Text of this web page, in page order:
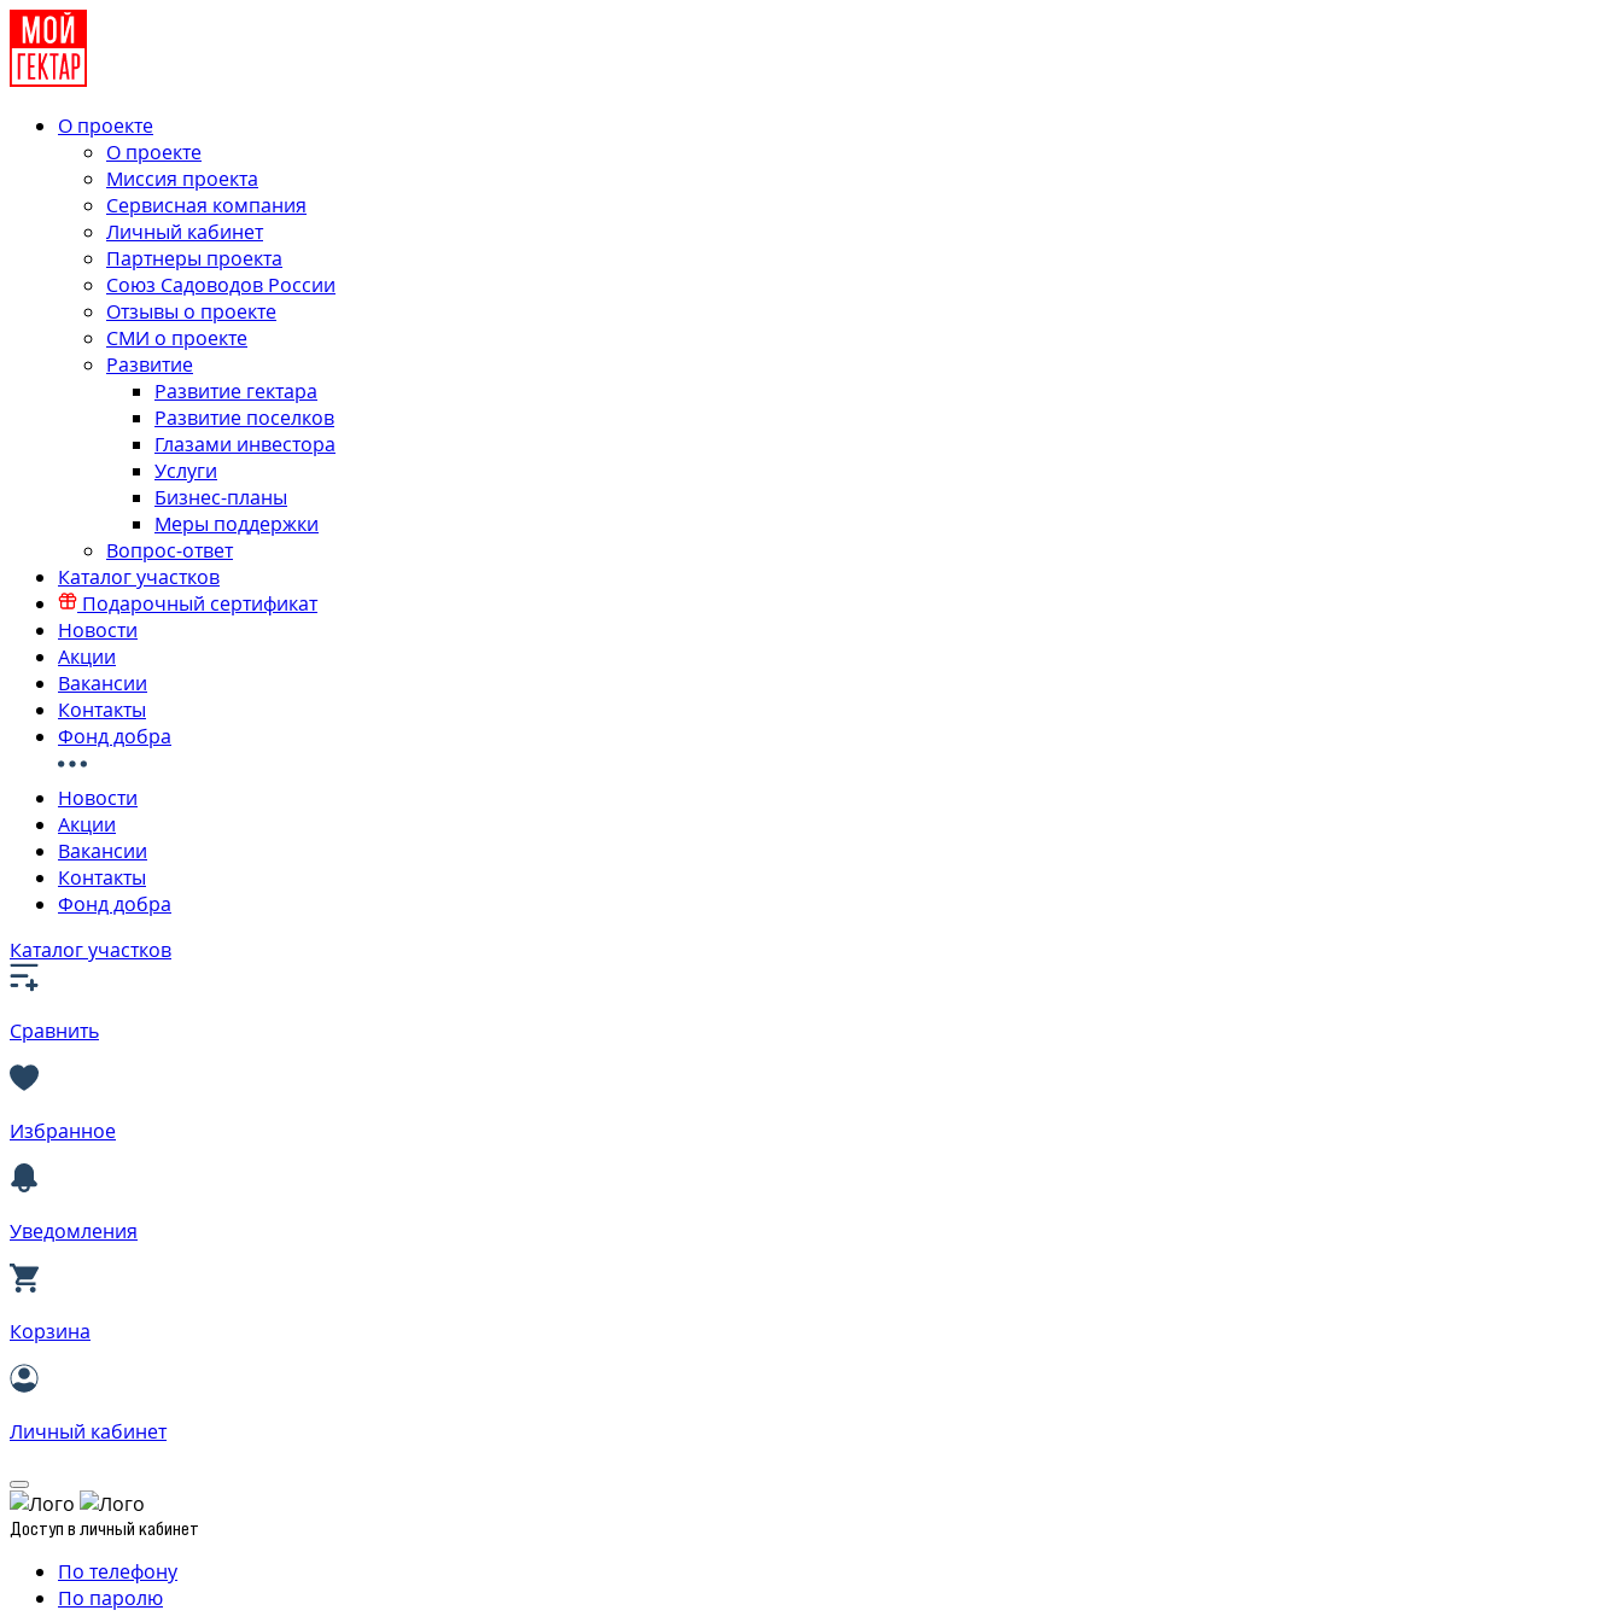
О проекте
О проекте
Миссия проекта
Сервисная компания
Личный кабинет
Партнеры проекта
Союз Садоводов России
Отзывы о проекте
СМИ о проекте
Развитие
Развитие гектара
Развитие поселков
Глазами инвестора
Услуги
Бизнес-планы
Меры поддержки
Вопрос-ответ
Каталог участков
Подарочный сертификат
Новости
Акции
Вакансии
Контакты
Фонд добра
Новости
Акции
Вакансии
Контакты
Фонд добра
Каталог участков
Сравнить
Избранное
Уведомления
Корзина
Личный кабинет
Доступ в личный кабинет
По телефону
По паролю